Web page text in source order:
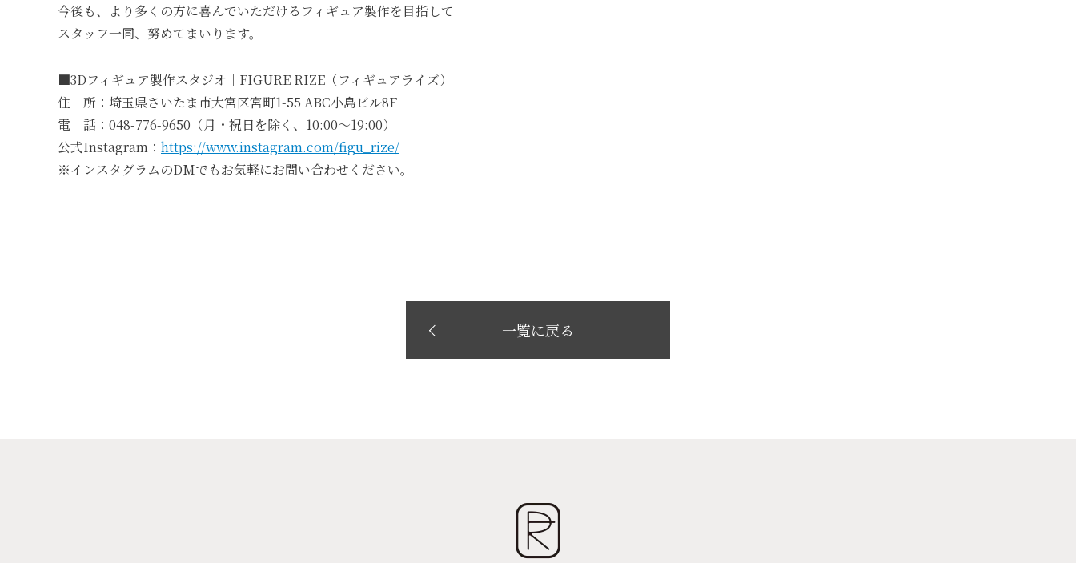
今後も、より多くの方に喜んでいただけるフィギュア製作を目指して
スタッフ一同、努めてまいります。
■3Dフィギュア製作スタジオ｜FIGURE RIZE（フィギュアライズ）
住 所：埼玉県さいたま市大宮区宮町1-55 ABC小島ビル8F
電 話：048-776-9650（月・祝日を除く、10:00～19:00）
公式Instagram： https://www.instagram.com/figu_rize/
※インスタグラムのDMでもお気軽にお問い合わせください。
一覧に戻る